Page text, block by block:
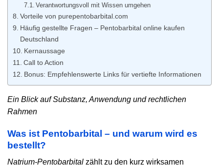
Verantwortungsvoll mit Wissen umgehen
Vorteile von purepentobarbital.com
Häufig gestellte Fragen – Pentobarbital online kaufen
Deutschland
Kernaussage
Call to Action
Bonus: Empfehlenswerte Links für vertiefte Informationen
Ein Blick auf Substanz, Anwendung und rechtlichen
Rahmen
Was ist Pentobarbital – und warum wird es
bestellt?
Natrium-Pentobarbital zählt zu den kurz wirksamen